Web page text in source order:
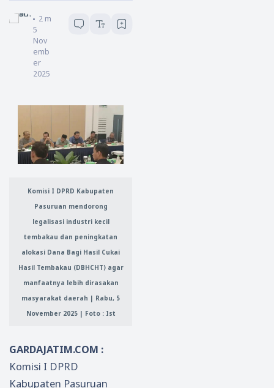
sofana
2menit baca
5
Nov
emb
er
2025
Komisi I DPRD Kabupaten
Pasuruan mendorong
legalisasi industri kecil
tembakau dan peningkatan
alokasi Dana Bagi Hasil Cukai
Hasil Tembakau (DBHCHT) agar
manfaatnya lebih dirasakan
masyarakat daerah | Rabu, 5
November 2025 | Foto : Ist
GARDAJATIM.COM :
Komisi I DPRD
Kabupaten Pasuruan